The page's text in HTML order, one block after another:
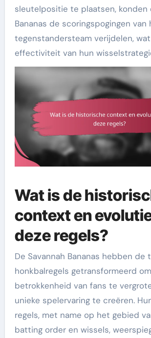
sleutelpositie te plaatsen, konden
Bananas de scoringspogingen van
tegenstandersteam verijdelen,
effectiviteit van hun
Wat is de
context en
deze regels?
De Savannah Bananas hebben de
honkbalregels getransformeerd
betrokkenheid van fans te
unieke spelervaring te creëren.
regels, met name op het gebied
batting order en wissels,